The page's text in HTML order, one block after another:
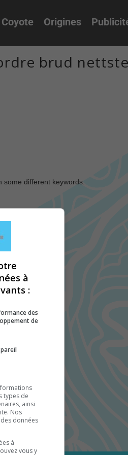
Origines
brud
some different keywords.
à
:
des
de
types de
ainsi
Nos
données
à
vous y